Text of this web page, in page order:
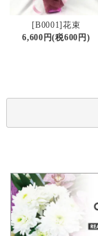
[B0001]花束
6,600円(税600円)